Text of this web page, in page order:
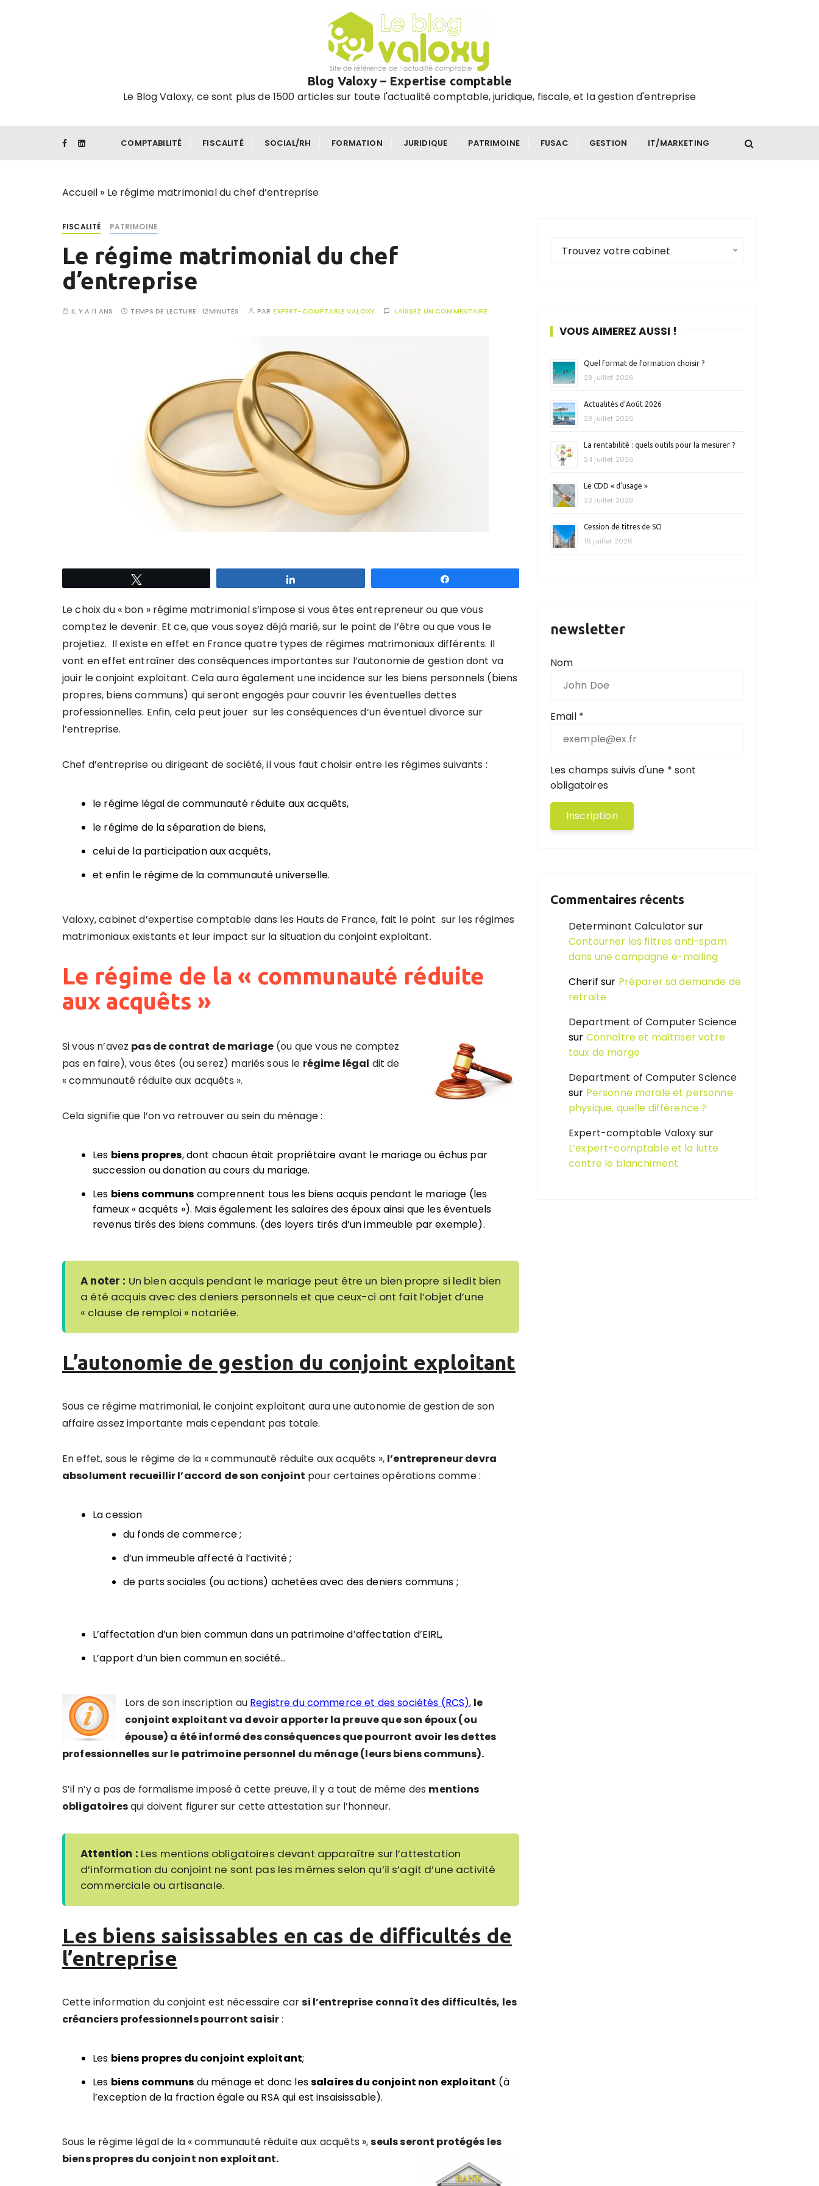
Blog Valoxy – Expertise comptable
Le Blog Valoxy, ce sont plus de 1500 articles sur toute l'actualité comptable, juridique, fiscale, et la gestion d'entreprise
COMPTABILITÉ FISCALITÉ SOCIAL/RH FORMATION JURIDIQUE PATRIMOINE FUSAC GESTION IT/MARKETING
Accueil » Le régime matrimonial du chef d’entreprise
FISCALITÉ PATRIMOINE
Le régime matrimonial du chef
d’entreprise
IL Y A 11 ANS TEMPS DE LECTURE :12MINUTES PAR EXPERT-COMPTABLE VALOXY LAISSEZ UN COMMENTAIRE
Le choix du « bon » régime matrimonial s’impose si vous êtes entrepreneur ou que vous
comptez le devenir. Et ce, que vous soyez déjà marié, sur le point de l’être ou que vous le
projetiez. Il existe en effet en France quatre types de régimes matrimoniaux différents. Il
vont en effet entraîner des conséquences importantes sur l’autonomie de gestion dont va
jouir le conjoint exploitant. Cela aura également une incidence sur les biens personnels (biens
propres, biens communs) qui seront engagés pour couvrir les éventuelles dettes
professionnelles. Enfin, cela peut jouer sur les conséquences d’un éventuel divorce sur
l’entreprise.
Chef d’entreprise ou dirigeant de société, il vous faut choisir entre les régimes suivants :
le régime légal de communauté réduite aux acquêts,
le régime de la séparation de biens,
celui de la participation aux acquêts,
et enfin le régime de la communauté universelle.
Valoxy,cabinet d’expertise comptable dans les Hauts de France, fait le point sur les régimes
matrimoniaux existants et leur impact sur la situation du conjoint exploitant.
Le régime de la « communauté réduite
aux acquêts »
Si vous n’avez pas de contrat de mariage (ou que vous ne comptez
pas en faire), vous êtes (ou serez) mariés sous le régime légal dit de
« communauté réduite aux acquêts ».
Cela signifie que l’on va retrouver au sein du ménage :
Les biens propres, dont chacun était propriétaire avant le mariage ou échus par
succession ou donation au cours du mariage.
Les biens communs comprennent tous les biens acquis pendant le mariage (les
fameux « acquêts »). Mais également les salaires des époux ainsi que les éventuels
revenus tirés des biens communs. (des loyers tirés d’un immeuble par exemple).
A noter : Un bien acquis pendant le mariage peut être un bien propre si ledit bien
a été acquis avec des deniers personnels et que ceux-ci ont fait l’objet d’une
« clause de remploi » notariée.
L’autonomie de gestion du conjoint exploitant
Sous ce régime matrimonial, le conjoint exploitant aura une autonomie de gestion de son
affaire assez importante mais cependant pas totale.
En effet, sous le régime de la « communauté réduite aux acquêts », l’entrepreneur devra
absolument recueillir l’accord de son conjoint pour certaines opérations comme :
La cession
du fonds de commerce ;
d’un immeuble affecté à l’activité ;
de parts sociales (ou actions) achetées avec des deniers communs ;
L’affectation d’un bien commun dans un patrimoine d’affectation d’EIRL,
L’apport d’un bien commun en société…
Lors de son inscription au Registre du commerce et des sociétés (RCS), le
conjoint exploitant va devoir apporter la preuve que son époux (ou
épouse) a été informé des conséquences que pourront avoir les dettes
professionnelles sur le patrimoine personnel du ménage (leurs biens communs).
S’il n’y a pas de formalisme imposé à cette preuve, il y a tout de même des mentions
obligatoiresqui doivent figurer sur cette attestation sur l’honneur.
Attention : Les mentions obligatoires devant apparaître sur l’attestation
d’information du conjoint ne sont pas les mêmes selon qu’il s’agit d’une activité
commerciale ou artisanale.
Les biens saisissables en cas de difficultés de
l’entreprise
Cette information du conjoint est nécessaire carsi l’entreprise connaît des difficultés, les
créanciers professionnels pourront saisir:
Les biens propres du conjoint exploitant;
Les biens communs du ménage et donc lessalaires du conjoint non exploitant (à
l’exception de la fraction égale au RSA qui est insaisissable).
Sous le régime légal de la « communauté réduite aux acquêts »,seuls seront protégés les
biens propres du conjoint non exploitant.
Trouvez votre cabinet
VOUS AIMEREZ AUSSI !
Quel format de formation choisir ?
28 juillet 2026
Actualités d’Août 2026
28 juillet 2026
La rentabilité : quels outils pour la mesurer ?
24 juillet 2026
Le CDD « d’usage »
23 juillet 2026
Cession de titres de SCI
16 juillet 2026
newsletter
Nom
Email *
Les champs suivis d'une * sont
obligatoires
Commentaires récents
Determinant Calculatorsur
Contourner les filtres anti-spam
dans une campagne e-mailing
Cherif sur Préparer sa demande de
retraite
Department of Computer Science
sur Connaître et maîtriser votre
taux de marge
Department of Computer Science
sur Personne morale et personne
physique, quelle différence ?
Expert-comptable Valoxy sur
L’expert-comptable et la lutte
contre le blanchiment